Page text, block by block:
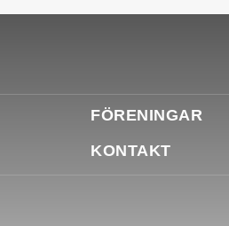
FÖRENINGAR
KONTAKT